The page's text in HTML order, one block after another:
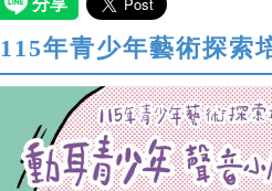
115年青少年藝術探索